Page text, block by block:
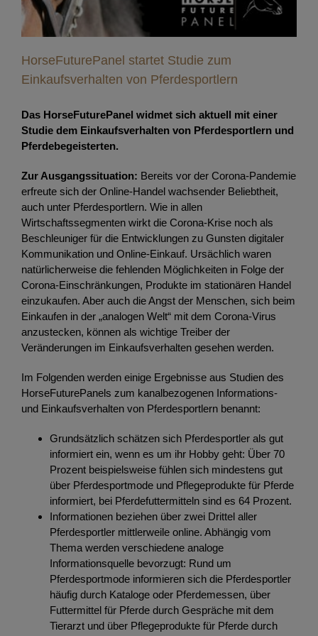
HorseFuturePanel startet Studie zum
Einkaufsverhalten von Pferdesportlern
Das HorseFuturePanel widmet sich aktuell mit einer
Studie dem Einkaufsverhalten von Pferdesportlern und
Pferdebegeisterten.
Zur Ausgangssituation: Bereits vor der Corona-Pandemie
erfreute sich der Online-Handel wachsender Beliebtheit,
auch unter Pferdesportlern. Wie in allen
Wirtschaftssegmenten wirkt die Corona-Krise noch als
Beschleuniger für die Entwicklungen zu Gunsten digitaler
Kommunikation und Online-Einkauf. Ursächlich waren
natürlicherweise die fehlenden Möglichkeiten in Folge der
Corona-Einschränkungen, Produkte im stationären Handel
einzukaufen. Aber auch die Angst der Menschen, sich beim
Einkaufen in der „analogen Welt“ mit dem Corona-Virus
anzustecken, können als wichtige Treiber der
Veränderungen im Einkaufsverhalten gesehen werden.
Im Folgenden werden einige Ergebnisse aus Studien des
HorseFuturePanels zum kanalbezogenen Informations-
und Einkaufsverhalten von Pferdesportlern benannt:
Grundsätzlich schätzen sich Pferdesportler als gut
informiert ein, wenn es um ihr Hobby geht: Über 70
Prozent beispielsweise fühlen sich mindestens gut
über Pferdesportmode und Pflegeprodukte für Pferde
informiert, bei Pferdefuttermitteln sind es 64 Prozent.
Informationen beziehen über zwei Drittel aller
Pferdesportler mittlerweile online. Abhängig vom
Thema werden verschiedene analoge
Informationsquelle bevorzugt: Rund um
Pferdesportmode informieren sich die Pferdesportler
häufig durch Kataloge oder Pferdemessen, über
Futtermittel für Pferde durch Gespräche mit dem
Tierarzt und über Pflegeprodukte für Pferde durch